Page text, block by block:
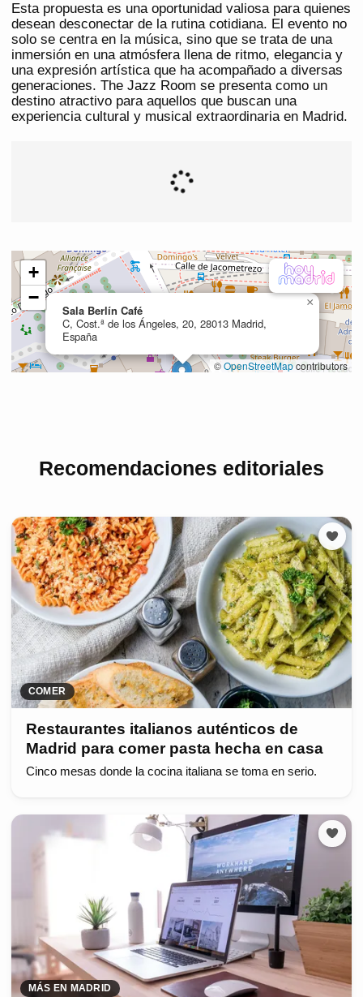
Esta propuesta es una oportunidad valiosa para quienes
desean desconectar de la rutina cotidiana. El evento no
solo se centra en la música, sino que se trata de una
inmersión en una atmósfera llena de ritmo, elegancia y
una expresión artística que ha acompañado a diversas
generaciones. The Jazz Room se presenta como un
destino atractivo para aquellos que buscan una
experiencia cultural y musical extraordinaria en Madrid.
Recomendaciones editoriales
COMER
Restaurantes italianos auténticos de
Madrid para comer pasta hecha en casa
Cinco mesas donde la cocina italiana se toma en serio.
MÁS EN MADRID